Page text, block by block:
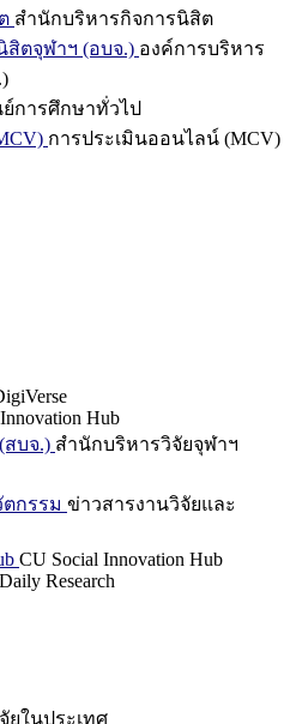
สำนักบริหารกิจการนิสิต
สิตจุฬาฯ (อบจ.) องค์การบริหาร
การศึกษาทั่วไป
การประเมินออนไลน์ (MCV)
Hub
สบจ.) สำนักบริหารวิจัยจุฬาฯ
กรรม ข่าวสารงานวิจัยและ
CU Social Innovation Hub
Research
ยในประเทศ